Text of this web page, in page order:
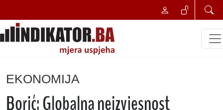
EKONOMIJA
Borić: Globalna neizvjesnost